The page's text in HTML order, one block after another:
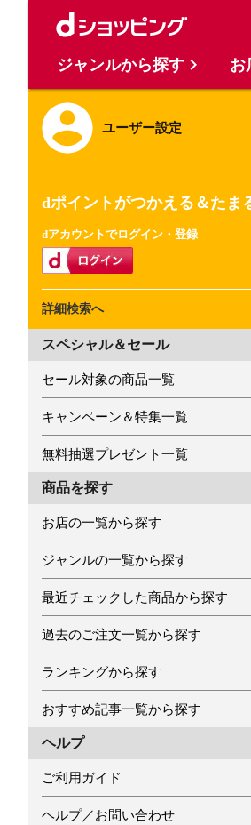
ユーザー設定
dポイントがつかえる＆たま
dアカウントでログイン・登録
詳細検索へ
スペシャル＆セール
セール対象の商品一覧
キャンペーン＆特集一覧
無料抽選プレゼント一覧
商品を探す
お店の一覧から探す
ジャンルの一覧から探す
最近チェックした商品から探す
過去のご注文一覧から探す
ランキングから探す
おすすめ記事一覧から探す
ヘルプ
ご利用ガイド
ヘルプ／お問い合わせ
ジャンルから探す お